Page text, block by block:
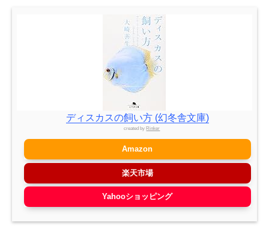
ディスカスの飼い方 (幻冬舎文庫)
created byRinker
Amazon
楽天市場
Yahooショッピング